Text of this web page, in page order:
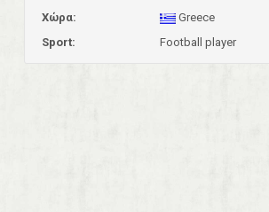
Χώρα:
Greece
Sport:
Football player